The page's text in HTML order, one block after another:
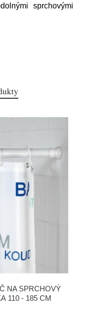
sprchovými
NA SPRCHOVÝ
110 - 185 CM